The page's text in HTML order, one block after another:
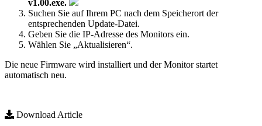
v1 .00.exe.
Suchen Sie auf Ihrem PC nach dem Speicherort der
entsprechenden Update-Datei.
Geben Sie die IP-Adresse des Monitors ein.
Wählen Sie „Aktualisieren“.
Die neue Firmware wird installiert und der Monitor startet
automatisch neu.
Download Article